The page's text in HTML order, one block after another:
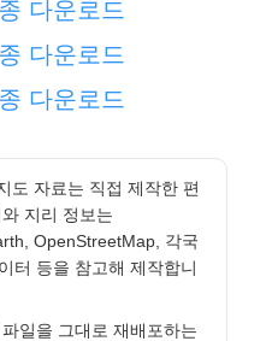
다운로드
다운로드
다운로드
도 자료는 직접 제작한 편
지리 정보는
OpenStreetMap, 각국
터 등을 참고해 제작합니
일을 그대로 재배포하는